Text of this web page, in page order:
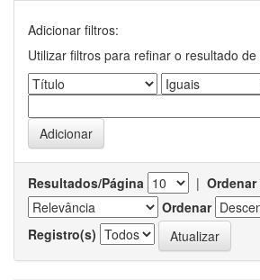
Adicionar filtros:
Utilizar filtros para refinar o resultado de
Resultados/Página |
Ordenar
Registro(s)